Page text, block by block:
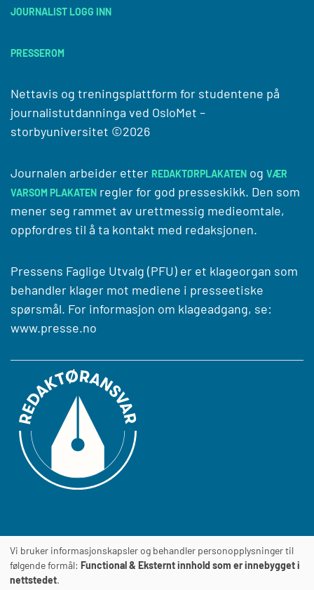
JOURNALIST LOGG INN
PRESSEROM
Nettavis og treningsplattform for studentene på
journalistutdanninga ved OsloMet –
storbyuniversitet ©2026
Journalen arbeider etter REDAKTØRPLAKATEN og VÆR
VARSOM PLAKATEN regler for god presseskikk. Den som
mener seg rammet av urettmessig medieomtale,
oppfordres til å ta kontakt med redaksjonen.
Pressens Faglige Utvalg (PFU) er et klageorgan som
behandler klager mot mediene i presseetiske
spørsmål. For informasjon om klageadgang, se:
www.presse.no
JournalensTILGJENGELIGHETSERKLÆRING
Vi bruker informasjonskapsler og behandler personopplysninger til
følgende formål: Functional & Eksternt innhold som er innebygget i
nettstedet.